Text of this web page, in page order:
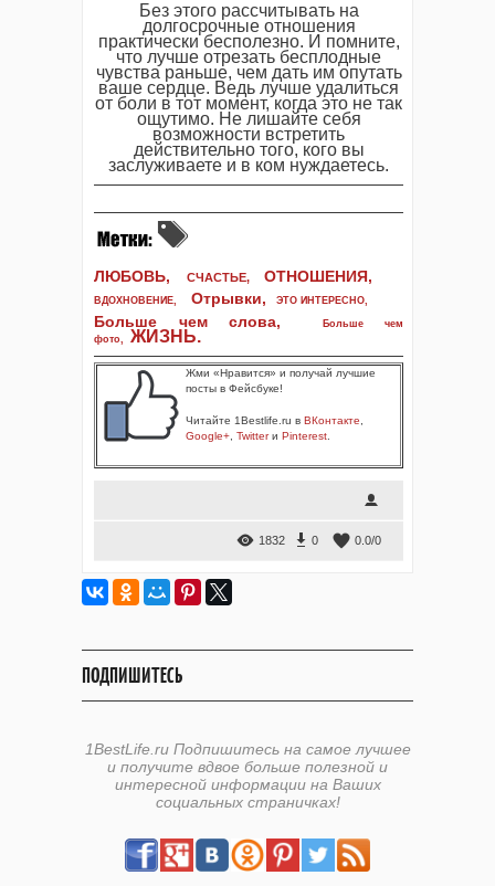
Без этого рассчитывать на
долгосрочные отношения
практически бесполезно. И помните,
что лучше отрезать бесплодные
чувства раньше, чем дать им опутать
ваше сердце. Ведь лучше удалиться
от боли в тот момент, когда это не так
ощутимо. Не лишайте себя
возможности встретить
действительно того, кого вы
заслуживаете и в ком нуждаетесь.
ЛЮБОВЬ, СЧАСТЬЕ, ОТНОШЕНИЯ,
ВДОХНОВЕНИЕ, Отрывки, ЭТО ИНТЕРЕСНО,
Больше чем слова,
Больше чем
фото, ЖИЗНЬ.
Жми «Нравится» и получай лучшие
посты в Фейсбуке!
Читайте 1Bestlife.ru в ВКонтакте
Google+ Twitterи Pinterest
1832 0 0.0/0
ПОДПИШИТЕСЬ
1BestLife.ru Подпишитесь на самое лучшее
и получите вдвое больше полезной и
интересной информации на Ваших
социальных страничках!